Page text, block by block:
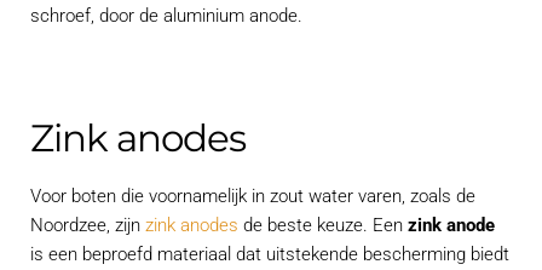
schroef, door de aluminium anode.
Zink anodes
Voor boten die voornamelijk in zout water varen, zoals de
Noordzee, zijn zink anodes de beste keuze. Een zink anode
is een beproefd materiaal dat uitstekende bescherming biedt